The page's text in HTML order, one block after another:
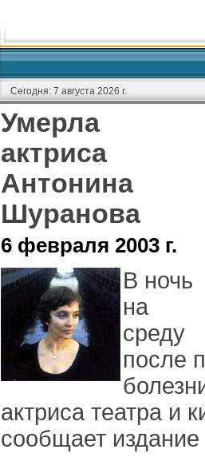
Сегодня: 7 августа 2026 г.
Умерла
актриса
Антонина
Шуранова
6 февраля 2003 г.
В ночь
на
среду
после
актриса театра и
сообщает издание